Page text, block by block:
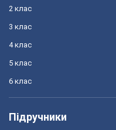
2 клас
3 клас
4 клас
5 клас
6 клас
Підручники